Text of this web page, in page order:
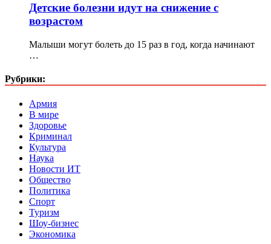
Детские болезни идут на снижение с
возрастом
Малыши могут болеть до 15 раз в год, когда начинают
…
Рубрики:
Армия
В мире
Здоровье
Криминал
Культура
Наука
Новости ИТ
Общество
Политика
Спорт
Туризм
Шоу-бизнес
Экономика